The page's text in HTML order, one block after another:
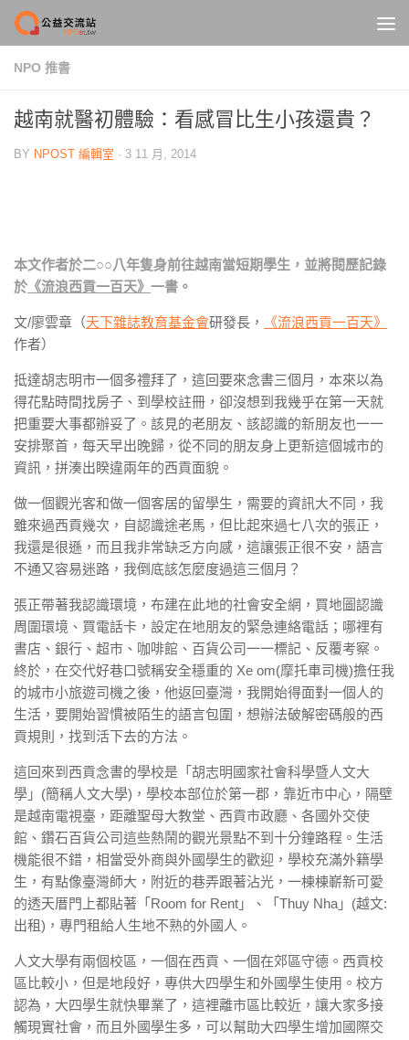
Skip to content
NPO 推書
越南就醫初體驗：看感冒比生小孩還貴？
BY NPOST 編輯室 · 3 11 月, 2014
本文作者於二○○八年隻身前往越南當短期學生，並將閱歷記錄
於 《流浪西貢一百天》 一書。
文/廖雲章（天下雜誌教育基金會研發長，
《流浪西貢一百天》
作者）
抵達胡志明市一個多禮拜了，這回要來念書三個月，本來以為
得花點時間找房子、到學校註冊，卻沒想到我幾乎在第一天就
把重要大事都辦妥了。該見的老朋友、該認識的新朋友也一一
安排聚首，每天早出晚歸，從不同的朋友身上更新這個城市的
資訊，拼湊出睽違兩年的西貢面貌。
做一個觀光客和做一個客居的留學生，需要的資訊大不同，我
雖來過西貢幾次，自認識途老馬，但比起來過七八次的張正，
我還是很遜，而且我非常缺乏方向感，這讓張正很不安，語言
不通又容易迷路，我倒底該怎麼度過這三個月？
張正帶著我認識環境，布建在此地的社會安全網，買地圖認識
周圍環境、買電話卡，設定在地朋友的緊急連絡電話；哪裡有
書店、銀行、超市、咖啡館、百貨公司一一標記、反覆考察。
終於，在交代好巷口號稱安全穩重的 Xe om(摩托車司機)擔任我
的城市小旅遊司機之後，他返回臺灣，我開始得面對一個人的
生活，要開始習慣被陌生的語言包圍，想辦法破解密碼般的西
貢規則，找到活下去的方法。
這回來到西貢念書的學校是「胡志明國家社會科學暨人文大
學」(簡稱人文大學)，學校本部位於第一郡，靠近市中心，隔壁
是越南電視臺，距離聖母大教堂、西貢市政廳、各國外交使
館、鑽石百貨公司這些熱鬧的觀光景點不到十分鐘路程。生活
機能很不錯，相當受外商與外國學生的歡迎，學校充滿外籍學
生，有點像臺灣師大，附近的巷弄跟著沾光，一棟棟嶄新可愛
的透天厝門上都貼著「Room for Rent」、「Thuy Nha」(越文:
出租)，專門租給人生地不熟的外國人。
人文大學有兩個校區，一個在西貢、一個在郊區守德。西貢校
區比較小，但是地段好，專供大四學生和外國學生使用。校方
認為，大四學生就快畢業了，這裡離市區比較近，讓大家多接
觸現實社會，而且外國學生多，可以幫助大四學生增加國際交